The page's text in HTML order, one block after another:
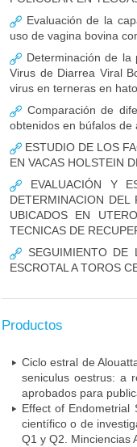
Evaluación de la
uso de vagina bovina
Determinación de la
Virus de Diarrea Viral
virus en terneras en
Comparación de
obtenidos en búfalos de
ESTUDIO DE LOS
EN VACAS HOLSTEIN
EVALUACIÓN Y
DETERMINACION
UBICADOS EN
TECNICAS DE
SEGUIMIENTO DE
ESCROTAL A TOROS
Productos
Ciclo estral de
seniculus oestrus: a
aprobados para
Effect of Endometrial
científico o de
Q1 y Q2. Minciencias